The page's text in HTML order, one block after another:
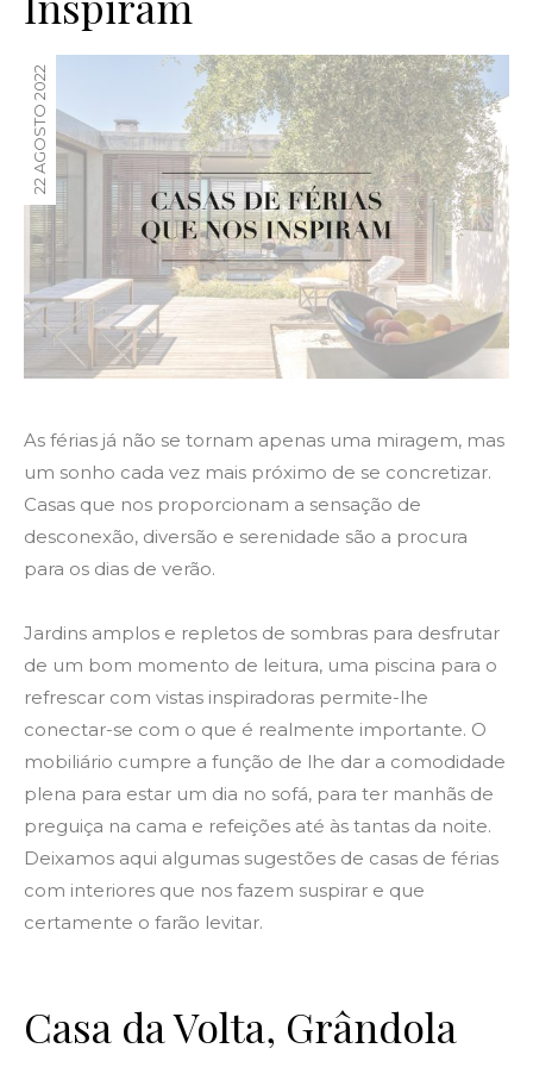
22 AGOSTO 2022
As férias já não se tornam apenas uma miragem, mas
um sonho cada vez mais próximo de se concretizar.
Casas que nos proporcionam a sensação de
desconexão, diversão e serenidade são a procura
para os dias de verão.
Jardins amplos e repletos de sombras para desfrutar
de um bom momento de leitura, uma piscina para o
refrescar com vistas inspiradoras permite-lhe
conectar-se com o que é realmente importante. O
mobiliário cumpre a função de lhe dar a comodidade
plena para estar um dia no sofá, para ter manhãs de
preguiça na cama e refeições até às tantas da noite.
Deixamos aqui algumas sugestões de casas de férias
com interiores que nos fazem suspirar e que
certamente o farão levitar.
Casa da Volta, Grândola